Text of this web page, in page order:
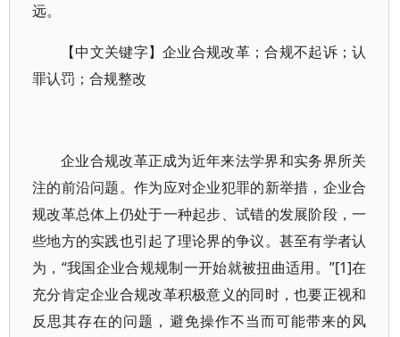
远。
【中文关键字】企业合规改革；合规不起诉；认
罪认罚；合规整改
企业合规改革正成为近年来法学界和实务界所关
注的前沿问题。作为应对企业犯罪的新举措，企业合
规改革总体上仍处于一种起步、试错的发展阶段，一
些地方的实践也引起了理论界的争议。甚至有学者认
为，“我国企业合规规制一开始就被扭曲适用。”[1]在
充分肯定企业合规改革积极意义的同时，也要正视和
反思其存在的问题，避免操作不当而可能带来的风